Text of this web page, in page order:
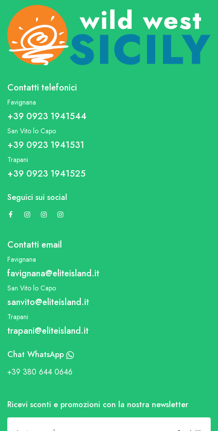
Contatti telefonici
Favignana
+39 0923 1941544
San Vito lo Capo
+39 0923 1941531
Trapani
+39 0923 1941525
Seguici sui social
Contatti email
Favignana
favignana@eliteisland.it
San Vito lo Capo
sanvito@eliteisland.it
Trapani
trapani@eliteisland.it
Chat WhatsApp
+39 380 644 0646
Ricevi sconti e promozioni con la nostra newsletter